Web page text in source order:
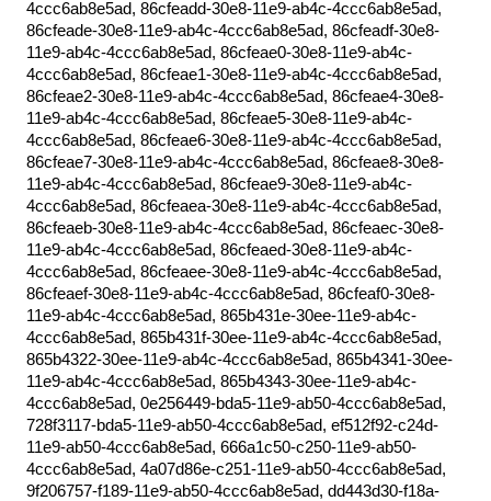
4ccc6ab8e5ad, 86cfeadd-30e8-11e9-ab4c-4ccc6ab8e5ad,
86cfeade-30e8-11e9-ab4c-4ccc6ab8e5ad, 86cfeadf-30e8-
11e9-ab4c-4ccc6ab8e5ad, 86cfeae0-30e8-11e9-ab4c-
4ccc6ab8e5ad, 86cfeae1-30e8-11e9-ab4c-4ccc6ab8e5ad,
86cfeae2-30e8-11e9-ab4c-4ccc6ab8e5ad, 86cfeae4-30e8-
11e9-ab4c-4ccc6ab8e5ad, 86cfeae5-30e8-11e9-ab4c-
4ccc6ab8e5ad, 86cfeae6-30e8-11e9-ab4c-4ccc6ab8e5ad,
86cfeae7-30e8-11e9-ab4c-4ccc6ab8e5ad, 86cfeae8-30e8-
11e9-ab4c-4ccc6ab8e5ad, 86cfeae9-30e8-11e9-ab4c-
4ccc6ab8e5ad, 86cfeaea-30e8-11e9-ab4c-4ccc6ab8e5ad,
86cfeaeb-30e8-11e9-ab4c-4ccc6ab8e5ad, 86cfeaec-30e8-
11e9-ab4c-4ccc6ab8e5ad, 86cfeaed-30e8-11e9-ab4c-
4ccc6ab8e5ad, 86cfeaee-30e8-11e9-ab4c-4ccc6ab8e5ad,
86cfeaef-30e8-11e9-ab4c-4ccc6ab8e5ad, 86cfeaf0-30e8-
11e9-ab4c-4ccc6ab8e5ad, 865b431e-30ee-11e9-ab4c-
4ccc6ab8e5ad, 865b431f-30ee-11e9-ab4c-4ccc6ab8e5ad,
865b4322-30ee-11e9-ab4c-4ccc6ab8e5ad, 865b4341-30ee-
11e9-ab4c-4ccc6ab8e5ad, 865b4343-30ee-11e9-ab4c-
4ccc6ab8e5ad, 0e256449-bda5-11e9-ab50-4ccc6ab8e5ad,
728f3117-bda5-11e9-ab50-4ccc6ab8e5ad, ef512f92-c24d-
11e9-ab50-4ccc6ab8e5ad, 666a1c50-c250-11e9-ab50-
4ccc6ab8e5ad, 4a07d86e-c251-11e9-ab50-4ccc6ab8e5ad,
9f206757-f189-11e9-ab50-4ccc6ab8e5ad, dd443d30-f18a-